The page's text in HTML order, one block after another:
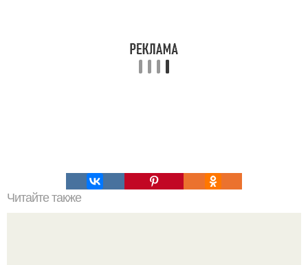
Читайте также